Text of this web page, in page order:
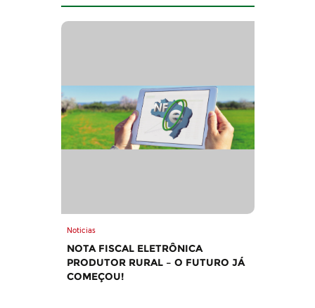
Noticias
NOTA FISCAL ELETRÔNICA
PRODUTOR RURAL – O FUTURO JÁ
COMEÇOU!